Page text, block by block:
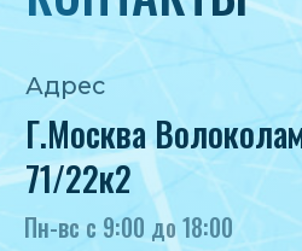
iceicemarket@yandex.ru